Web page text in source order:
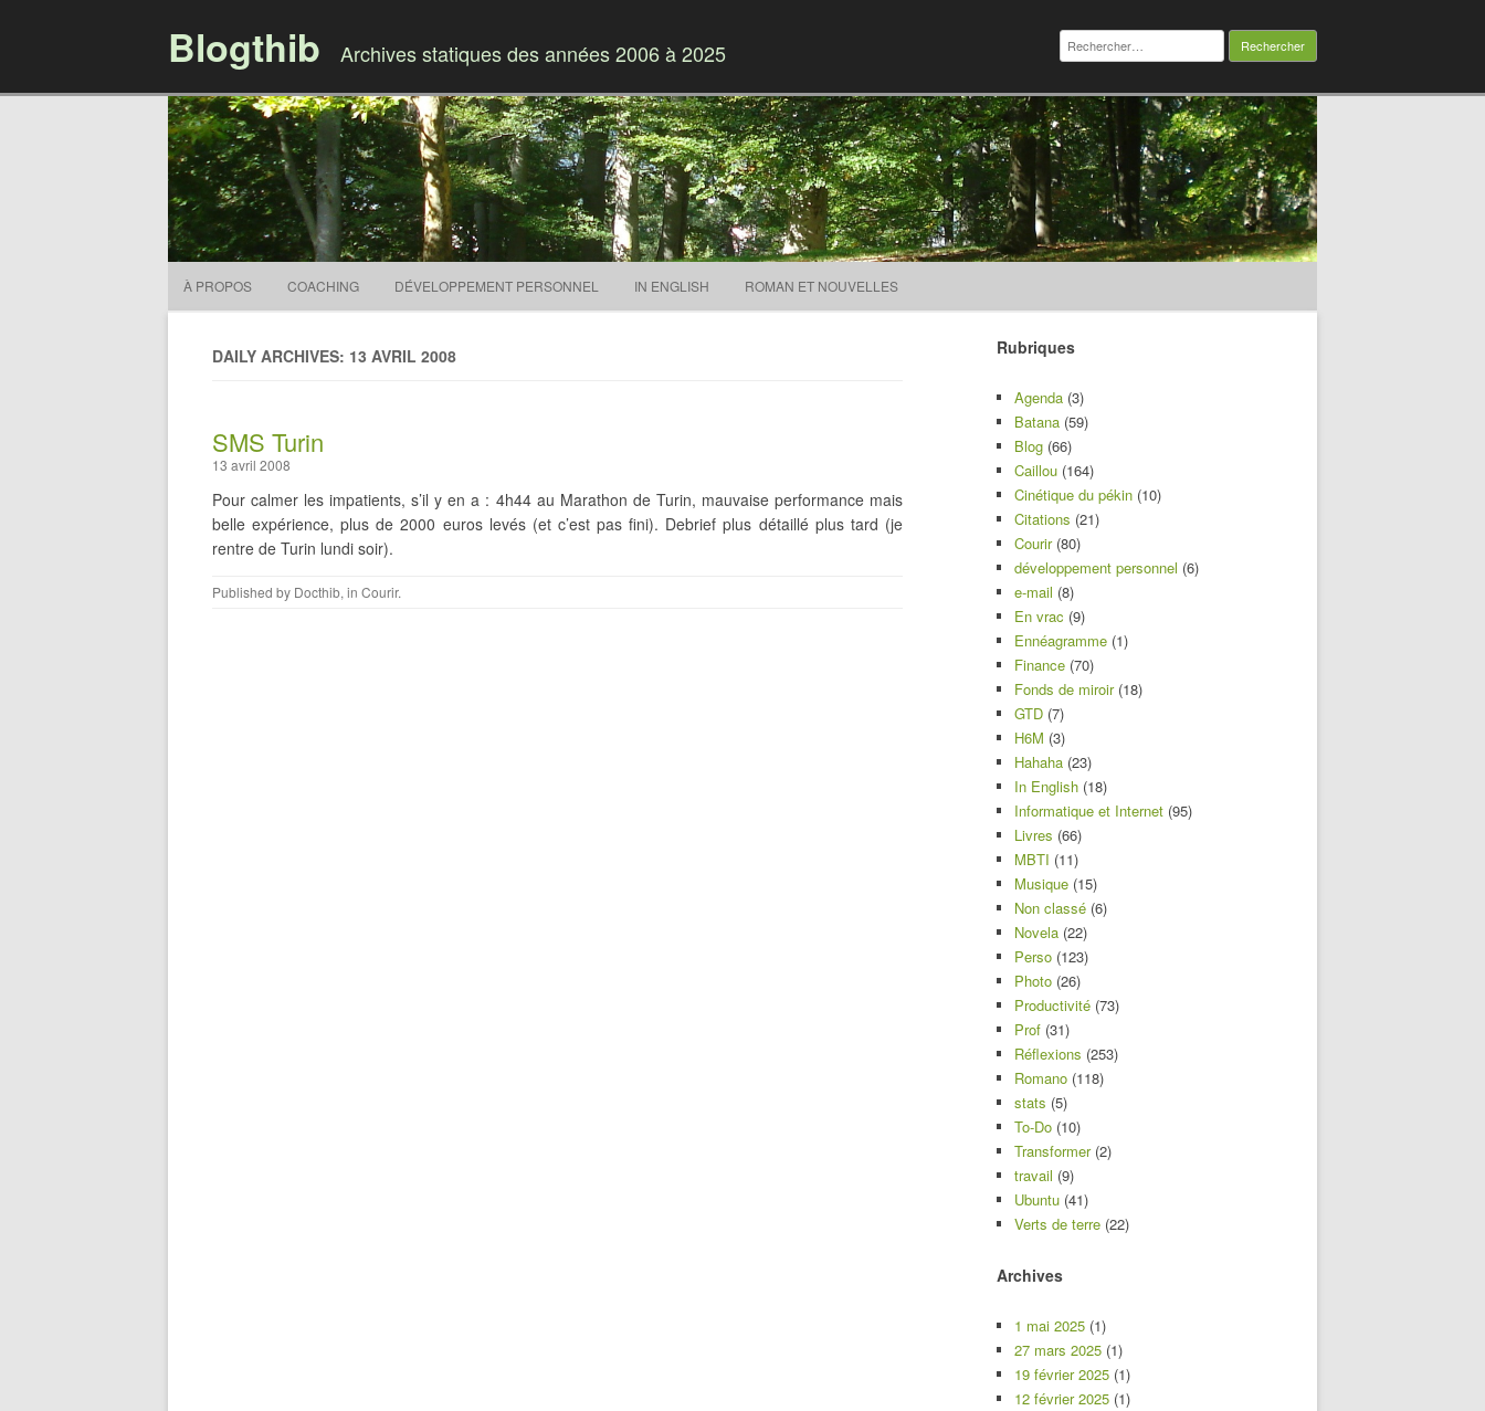
Blogthib Archives statiques des années 2006 à 2025
Rechercher :
À PROPOS COACHING DÉVELOPPEMENT PERSONNEL IN ENGLISH ROMAN ET NOUVELLES
DAILY ARCHIVES: 13 AVRIL 2008
SMS Turin
13 avril 2008
Pour calmer les impatients, s’il y en a : 4h44 au Marathon de Turin, mauvaise performance mais
belle expérience, plus de 2000 euros levés (et c’est pas fini). Debrief plus détaillé plus tard (je
rentre de Turin lundi soir).
Published by Docthib, in Courir.
Rubriques
Agenda (3)
Batana (59)
Blog (66)
Caillou (164)
Cinétique du pékin (10)
Citations (21)
Courir(80)
développement personnel (6)
e-mail (8)
En vrac (9)
Ennéagramme (1)
Finance (70)
Fonds de miroir(18)
GTD (7)
H6M (3)
Hahaha (23)
In English (18)
Informatique et Internet (95)
Livres (66)
MBTI (11)
Musique (15)
Non classé (6)
Novela (22)
Perso (123)
Photo (26)
Productivité (73)
Prof (31)
Réflexions (253)
Romano (118)
stats (5)
To-Do (10)
Transformer(2)
travail (9)
Ubuntu (41)
Verts de terre (22)
Archives
1 mai 2025 (1)
27 mars 2025 (1)
19 février 2025 (1)
12 février 2025 (1)